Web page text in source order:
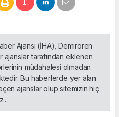
Ajansı (İHA), Demirören
ajanslar tarafından eklenen
müdahalesi olmadan
Bu haberlerde yer alan
ajanslar olup sitemizin hiç